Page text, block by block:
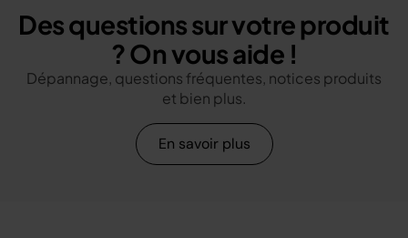
Des questions sur votre produit
? On vous aide !
Dépannage, questions fréquentes, notices produits
et bien plus.
En savoir plus